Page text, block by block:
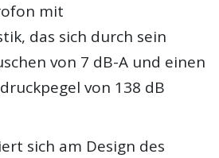
mit
das sich durch sein
von 7 dB-A und einen
von 138 dB
sich am Design des